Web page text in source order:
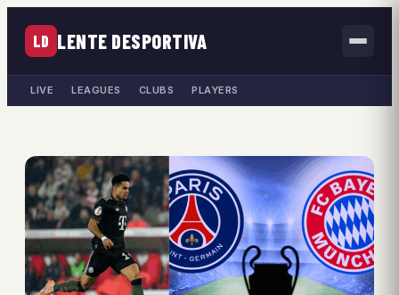
LD LENTE DESPORTIVA
LIVE LEAGUES CLUBS PLAYERS